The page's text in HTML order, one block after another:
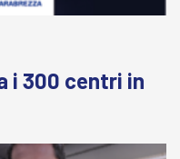
i 300 centri in